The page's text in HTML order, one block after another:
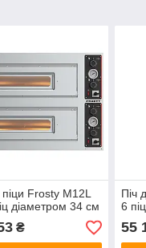
піци Frosty M12L
діаметром 34 см
₴
Піч
6
55